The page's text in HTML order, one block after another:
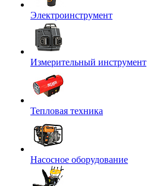
Электроинструмент
Измерительный инструмент
Тепловая техника
Насосное оборудование